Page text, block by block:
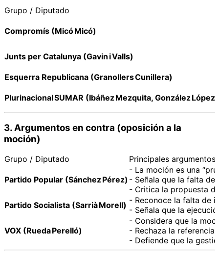
Grupo / Diputado
Compromís (Micó Micó)
Junts per Catalunya (Gavin i Valls)
Esquerra Republicana (Granollers Cunillera)
Plurinacional SUMAR (Ibáñez Mezquita, González López)
3. Argumentos en contra (oposición a la
moción)
Grupo / Diputado Principales argumentos
Partido Popular (Sánchez Pérez)
- La moción es una
- Señala que la falta de
- Critica la propuesta
Partido Socialista (Sarrià Morell) - Reconoce la falta de
- Señala que la
VOX (Rueda Perelló)
- Considera que la
- Rechaza la referencia
- Defiende que la